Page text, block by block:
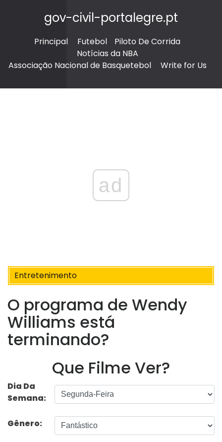
gov-civil-portalegre.pt
Principal Futebol
Piloto De Corrida
Notícias da NBA
Associação Nacional de Basquetebol
Write for Us
ad
Entretenimento
O programa de Wendy
Williams está
terminando?
Que Filme Ver?
Dia Da
Semana:
Gênero: